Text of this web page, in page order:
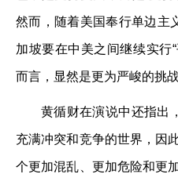
然而，随着美国奉行单边主
加坡要在中美之间继续实行
而言，显然是更为严峻的挑战
黄循财在演说中还指出
充满冲突和竞争的世界，因
个更加混乱、更加危险和更